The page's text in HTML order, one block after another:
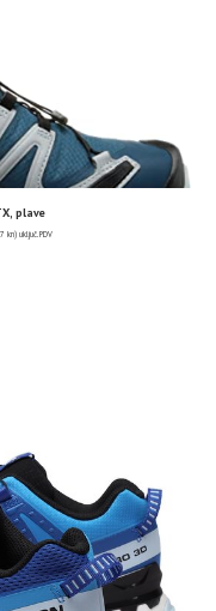
plave
kn) uključ. PDV